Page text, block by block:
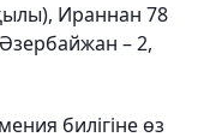
Ираннан 78
– 2,
билігіне өз